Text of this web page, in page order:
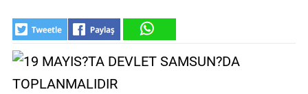
BELEDİYELER
SAĞLIK
SİYASET